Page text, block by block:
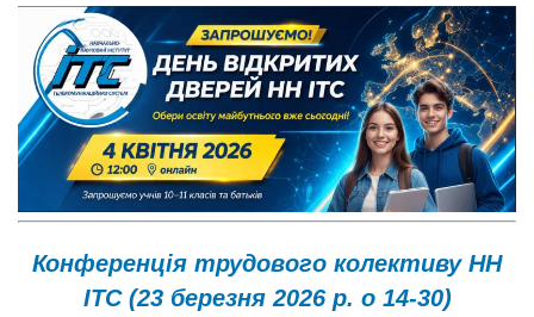
Конференція трудового колективу НН
ІТС (23 березня 2026 р. о 14-30)